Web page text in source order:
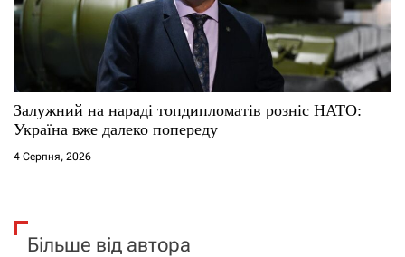
Залужний на нараді топдипломатів розніс НАТО:
Україна вже далеко попереду
4 Серпня, 2026
Більше від автора